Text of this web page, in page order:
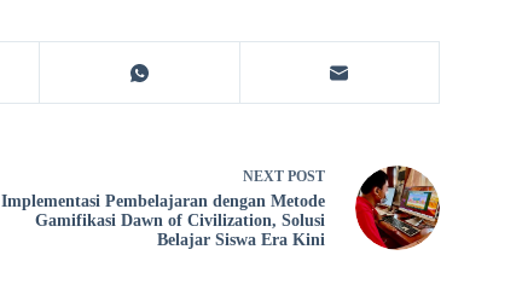
NEXT POST
Implementasi Pembelajaran dengan Metode
Gamifikasi Dawn of Civilization, Solusi
Belajar Siswa Era Kini